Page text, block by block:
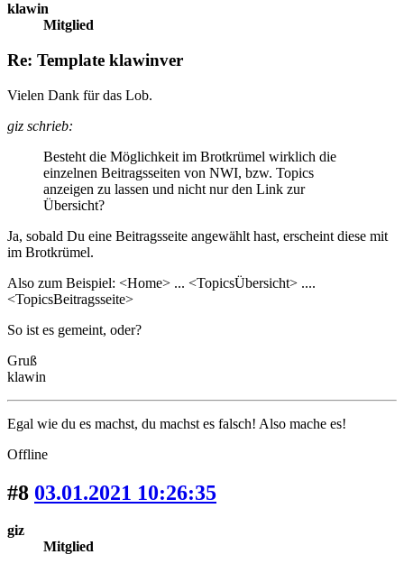
klawin
Mitglied
Re: Template klawinver
Vielen Dank für das Lob.
giz schrieb:
Besteht die Möglichkeit im Brotkrümel wirklich die
einzelnen Beitragsseiten von NWI, bzw. Topics
anzeigen zu lassen und nicht nur den Link zur
Übersicht?
Ja, sobald Du eine Beitragsseite angewählt hast, erscheint diese mit
im Brotkrümel.
Also zum Beispiel: <Home> ... <TopicsÜbersicht> ....
<TopicsBeitragsseite>
So ist es gemeint, oder?
Gruß
klawin
Egal wie du es machst, du machst es falsch! Also mache es!
Offline
#8 03.01.2021 10:26:35
giz
Mitglied